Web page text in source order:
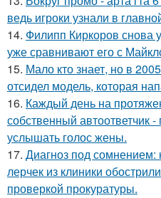
ведь игроки узнали в
14. Филипп Киркоров снова
уже сравнивают его с
15. Мало кто знает, но в
отсидел модель, которая
16. Каждый день на
собственный автоответчик
услышать голос жены.
17. Диагноз под сомнением:
лерчек из клиники
проверкой прокуратуры.